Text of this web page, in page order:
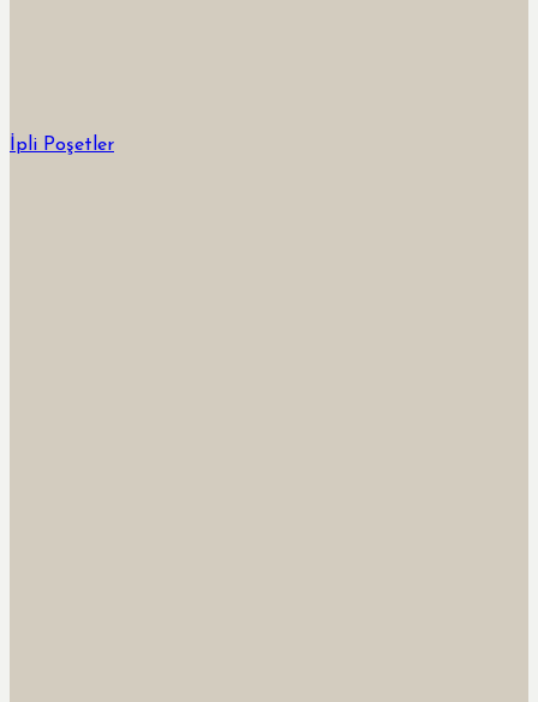
İpli Poşetler